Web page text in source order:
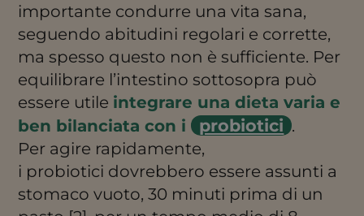
importante condurre una vita sana,
seguendo abitudini regolari e corrette,
ma spesso questo non è sufficiente. Per
equilibrare l’intestino sottosopra può
essere utile integrare una dieta varia e
ben bilanciata con i probiotici .
Per agire rapidamente,
i probiotici dovrebbero essere assunti a
stomaco vuoto, 30 minuti prima di un